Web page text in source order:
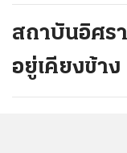
สถาบันอิศร
อยู่เคียงข้า